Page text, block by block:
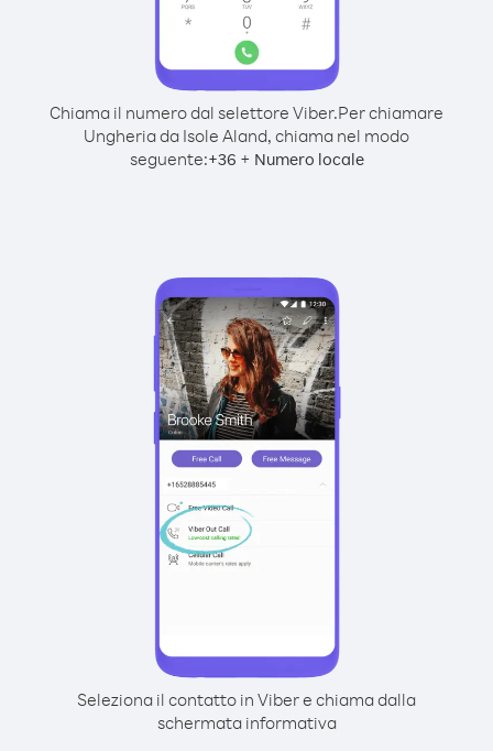
Chiama il numero dal selettore Viber.Per chiamare
Ungheria da Isole Aland, chiama nel modo
seguente:+36 + Numero locale
Seleziona il contatto in Viber e chiama dalla
schermata informativa